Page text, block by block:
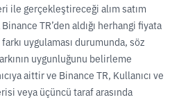
ile gerçekleştireceği alım satım
TR’den aldığı herhangi fiyata
uygulaması durumunda, söz
uygunluğunu belirleme
aittir ve Binance TR, Kullanıcı ve
veya üçüncü taraf arasında